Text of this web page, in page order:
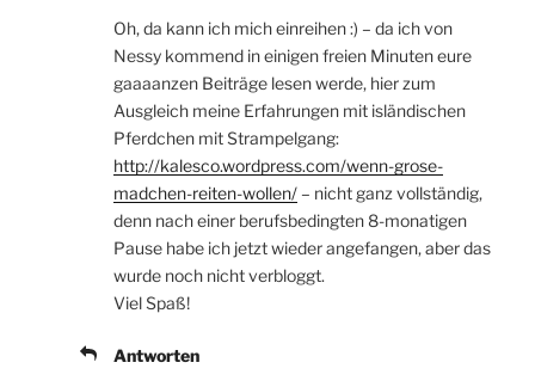
Oh, da kann ich mich einreihen :) – da ich von
Nessy kommend in einigen freien Minuten eure
gaaaanzen Beiträge lesen werde, hier zum
Ausgleich meine Erfahrungen mit isländischen
Pferdchen mit Strampelgang:
http://kalesco.wordpress.com/wenn-grose-
madchen-reiten-wollen/ – nicht ganz vollständig,
denn nach einer berufsbedingten 8-monatigen
Pause habe ich jetzt wieder angefangen, aber das
wurde noch nicht verbloggt.
Viel Spaß!
Antworten